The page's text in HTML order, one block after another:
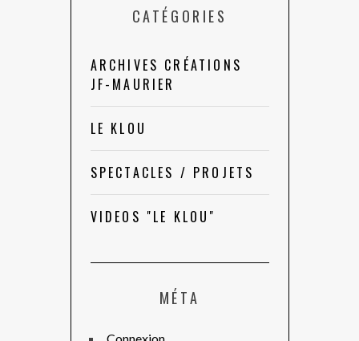
CATÉGORIES
ARCHIVES CRÉATIONS
JF-MAURIER
LE KLOU
SPECTACLES / PROJETS
VIDEOS "LE KLOU"
MÉTA